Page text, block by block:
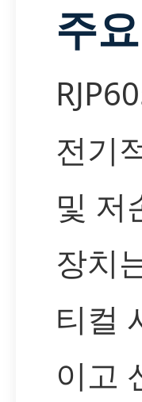
주
전기
및 저
장치
티컬
이고